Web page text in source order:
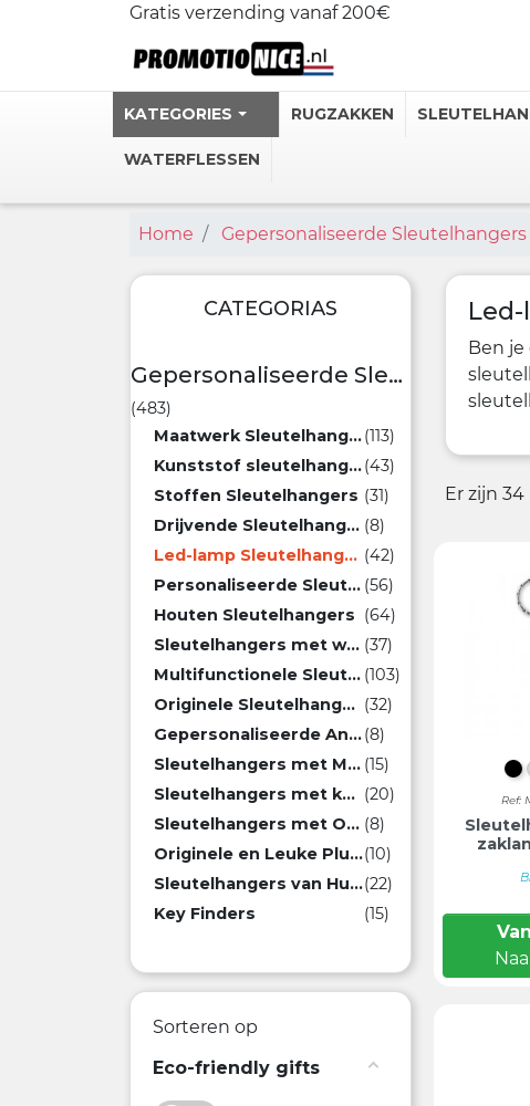
Gratis verzending vanaf 200€
KATEGORIES
Personlijke
Heupflessen
RUGZAKKEN
WATERFLESSEN
Home Gepersonaliseerde Sleutelhangers
CATEGORIAS
Gepersonaliseerde Sleutelhangers
(483)
Maatwerk Sleutelhangers(113)
Kunststof sleutelhangers(43)
Stoffen Sleutelhangers (31)
Drijvende Sleutelhangers (8)
Led-lamp Sleutelhangers (42)
Personaliseerde Sleutelhangers met Flesopener (56)
Houten Sleutelhangers (64)
Sleutelhangers met winkelwagenmuntjes (37)
Multifunctionele Sleutelhangers (103)
Originele Sleutelhangers (32)
Gepersonaliseerde Anti-stress Sleutelhangers(8)
Sleutelhangers met Meetlint (15)
Sleutelhangers met karabijnhaak (20)
Sleutelhangers met Oplader voor je Mobiel (8)
Originele en Leuke Pluche Sleutelhangers(10)
Sleutelhangers van Huizen(22)
Key Finders
(15)
Sorteren op
Eco-friendly gifts
Ben
Er zijn
Ref:
Van